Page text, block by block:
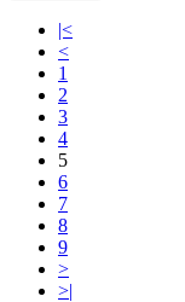
|<
<
1
2
3
4
5
6
7
8
9
>
>|